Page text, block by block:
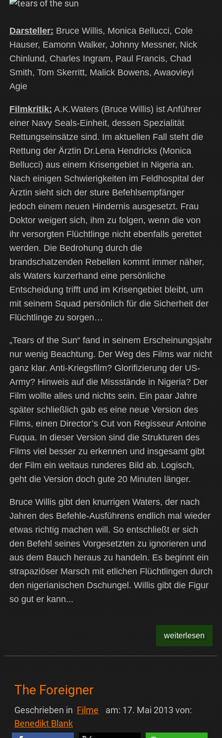
Darsteller: Bruce Willis, Monica Bellucci, Cole
Hauser, Eamonn Walker, Johnny Messner, Nick
Chinlund, Charles Ingram, Paul Francis, Chad
Smith, Tom Skerritt, Malick Bowens, Awaovieyi
Agie
Filmkritik: A.K.Waters (Bruce Willis) ist Anführer
einer Navy Seals-Einheit, dessen Spezialität
Rettungseinsätze sind. Im aktuellen Fall steht die
Rettung der Ärztin Dr.Lena Hendricks (Monica
Bellucci) aus einem Krisengebiet in Nigeria an.
Nach einigen Schwierigkeiten im Feldhospital der
Ärztin sieht sich der sture Befehlsempfänger
jedoch einem neuen Hindernis ausgesetzt. Frau
Doktor weigert sich, ihm zu folgen, wenn die von
ihr versorgten Flüchtlinge nicht ebenfalls gerettet
werden. Die Bedrohung durch die
brandschatzenden Rebellen kommt immer näher,
als Waters kurzerhand eine persönliche
Entscheidung trifft und im Krisengebiet bleibt, um
mit seinem Squad persönlich für die Sicherheit der
Flüchtlinge zu sorgen…
„Tears of the Sun“ fand in seinem Erscheinungsjahr
nur wenig Beachtung. Der Weg des Films war nicht
ganz klar. Anti-Kriegsfilm? Glorifizierung der US-
Army? Hinweis auf die Missstände in Nigeria? Der
Film wollte alles und nichts sein. Ein paar Jahre
später schließlich gab es eine neue Version des
Films, einen Director’s Cut von Regisseur Antoine
Fuqua. In dieser Version sind die Strukturen des
Films viel besser zu erkennen und insgesamt gibt
der Film ein weitaus runderes Bild ab. Logisch,
geht die Version doch gute 20 Minuten länger.
Bruce Willis gibt den knurrigen Waters, der nach
Jahren des Befehle-Ausführens endlich mal wieder
etwas richtig machen will. So entschließt er sich
den Befehl seines Vorgesetzten zu ignorieren und
aus dem Bauch heraus zu handeln. Es beginnt ein
strapaziöser Marsch mit etlichen Flüchtlingen durch
den nigerianischen Dschungel. Willis gibt die Figur
so gut er kann...
weiterlesen
The Foreigner
Geschrieben in Filme am: 17. Mai 2013 von:
Benedikt Blank